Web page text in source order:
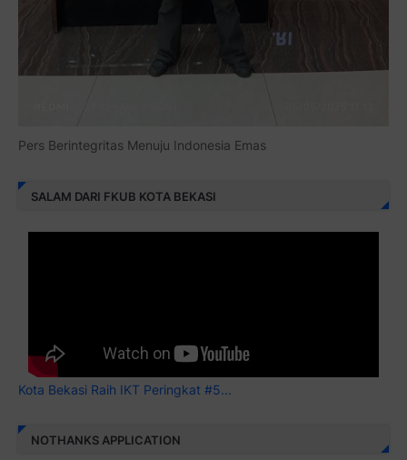
Pers Berintegritas Menuju Indonesia Emas
SALAM DARI FKUB KOTA BEKASI
Kota Bekasi Raih IKT Peringkat #5...
NOTHANKS APPLICATION